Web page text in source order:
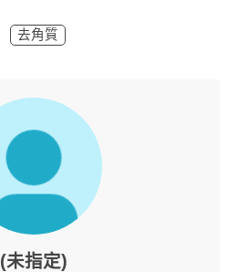
去角質
(未指定)